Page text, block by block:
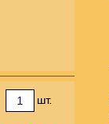
шт.